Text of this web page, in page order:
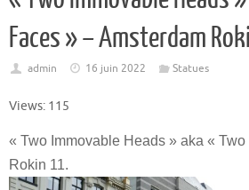
Faces » – Amsterdam
admin 16 juin 2022 Statues
Views: 115
« Two Immovable Heads » aka «
Rokin 11.